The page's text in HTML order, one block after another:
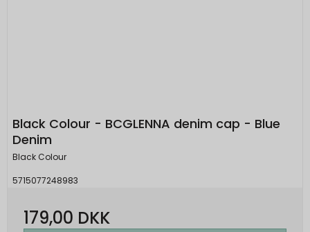
Black Colour - BCGLENNA denim cap - Blue
Denim
Black Colour
5715077248983
179,00 DKK